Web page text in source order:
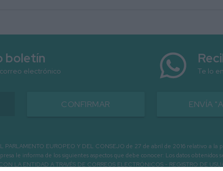
boletín
electrónico
CONFIRMAR
Te lo
ENVÍA
EUROPEO Y DEL CONSEJO de 27 de abril de 2016 relativo a
le informa de los siguientes aspectos que debe conocer: Los datos
LA ENTIDAD A TRAVÉS DE CORREOS ELECTRÓNICOS - REGISTRO DE